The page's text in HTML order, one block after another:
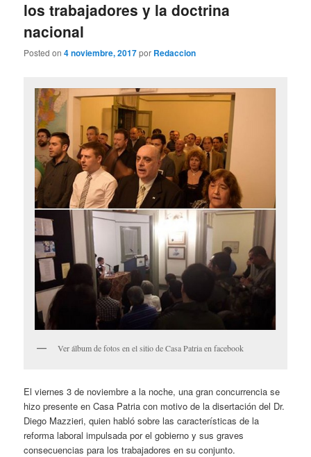
los trabajadores y la doctrina
nacional
Posted on4 noviembre, 2017por Redaccion
Ver álbum de fotos en el sitio de Casa Patria en facebook
El viernes 3 de noviembre a la noche, una gran concurrencia se
hizo presente en Casa Patria con motivo de la disertación del Dr.
Diego Mazzieri, quien habló sobre las características de la
reforma laboral impulsada por el gobierno y sus graves
consecuencias para los trabajadores en su conjunto.